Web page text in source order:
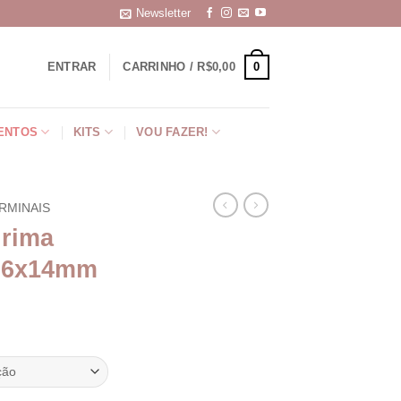
Newsletter
ENTRAR CARRINHO / R$0,00 0
KITS VOU FAZER!